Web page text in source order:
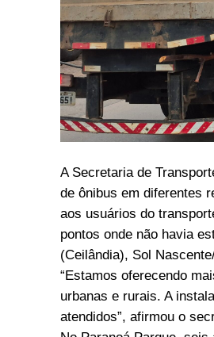
A Secretaria de
de ônibus em diferentes
aos usuários do
pontos onde não havia
(Ceilândia), Sol
“Estamos oferecendo
urbanas e rurais. A
atendidos”, afirmou o